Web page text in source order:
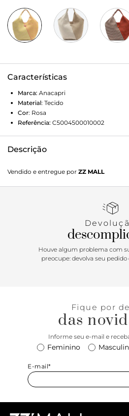
Características
Marca: Anacapri
Material: Tecido
Cor: Rosa
Referência: C5004500010002
Descrição
Vendido e entregue por ZZ MALL
Houve algum problema com
preocupe: devolva seu
Fique por
das
Informe seu e-mail e
Feminino
E-mail*